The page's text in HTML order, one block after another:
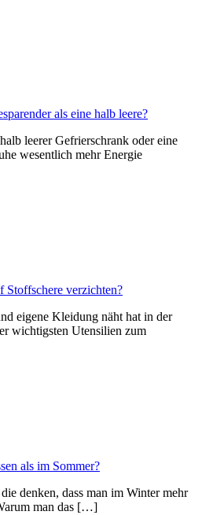
als eine halb leere?
leerer Gefrierschrank oder eine
wesentlich mehr Energie
Stoffschere verzichten?
eigene Kleidung näht hat in der
wichtigsten Utensilien zum
als im Sommer?
denken, dass man im Winter mehr
man das […]